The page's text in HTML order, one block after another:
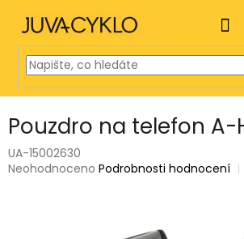
obsah
Pouzdro na telefon A-
UA-15002630
Průměrné
Neohodnoceno Podrobnosti hodnocení